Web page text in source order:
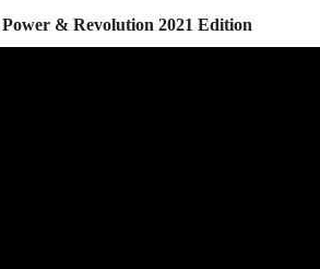
Power & Revolution 2021 Edition